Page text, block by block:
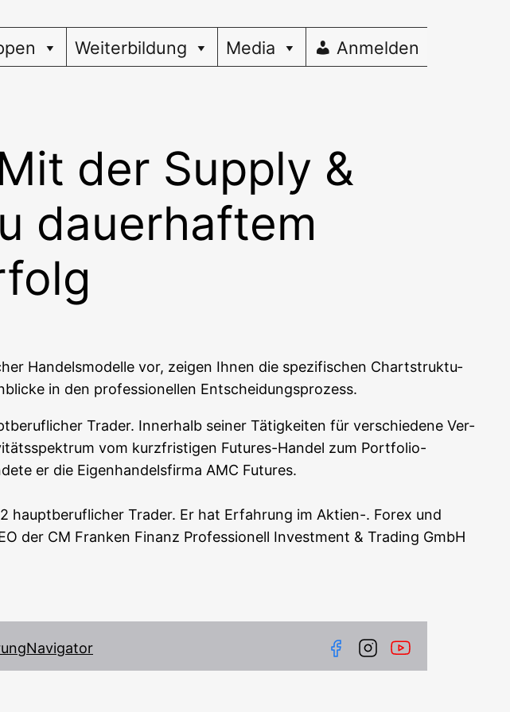
Weiterbildung Media Anmelden
der Supply &
dauerhaftem
Han­dels­mo­del­le vor, zei­gen Ihnen die spe­zi­fi­schen Chart­struk­tu­
in den pro­fes­sio­nel­len Entscheidungsprozess.
Trader. Inner­halb sei­ner Tätig­kei­ten für ver­schie­de­ne Ver­
vom kurz­fris­ti­gen Futures-Han­del zum Port­fo­lio-
er die Eigen­han­dels­fir­ma AMC Futures.
haupt­be­ruf­li­cher Trader. Er hat Erfah­rung im Akti­en-. Forex und
der CM Fran­ken Finanz Pro­fes­sio­nell Invest­ment & Tra­ding GmbH
Navigator